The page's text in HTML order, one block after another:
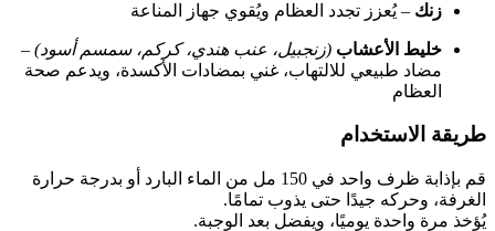
زنك –يُعزز تجدد العظام ويُقوي جهاز المناعة
خليط الأعشاب (زنجبيل، عنب هندي،كركم،سمسمأسود) –
مضاد طبيعي للالتهاب، غني بمضادات الأكسدة، ويدعم صحة
العظام
طريقة الاستخدام
قم بإذابة ظرف واحد في 150 مل من الماء البارد أو بدرجة حرارة
الغرفة، وحركه جيدًا حتى يذوب تمامًا.
يُؤخذ مرة واحدة يوميًا، ويفضل بعد الوجبة.